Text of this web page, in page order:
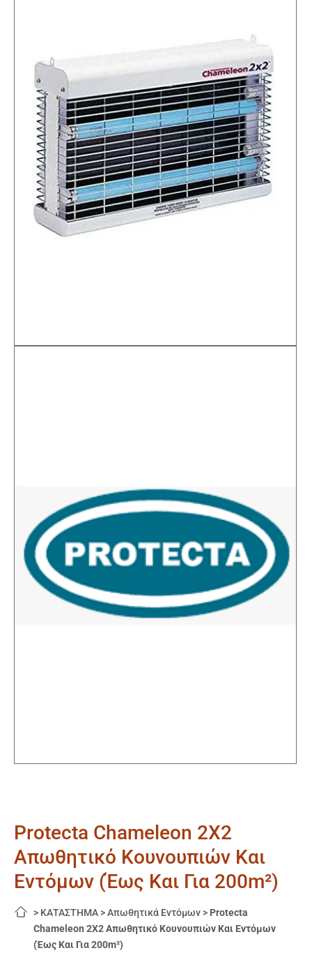
Protecta Chameleon 2X2
Απωθητικό Κουνουπιών Και
Eντόμων (Έως Και Για 200m²)
> ΚΑΤΑΣΤΗΜΑ >Απωθητικά Εντόμων > Protecta
Chameleon 2X2 Απωθητικό Κουνουπιών Και Eντόμων
(Έως Και Για 200m²)